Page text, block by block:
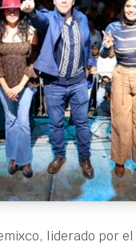
liderado por